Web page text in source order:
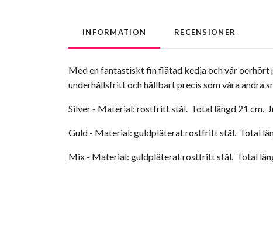
INFORMATION RECENSIONER
Med en fantastiskt fin flätad kedja och vår
underhållsfritt och hållbart precis som våra andra
Silver - Material: rostfritt stål. Total längd 21 cm.
Guld - Material: guldpläterat rostfritt stål. Total
Mix - Material: guldpläterat rostfritt stål. Total